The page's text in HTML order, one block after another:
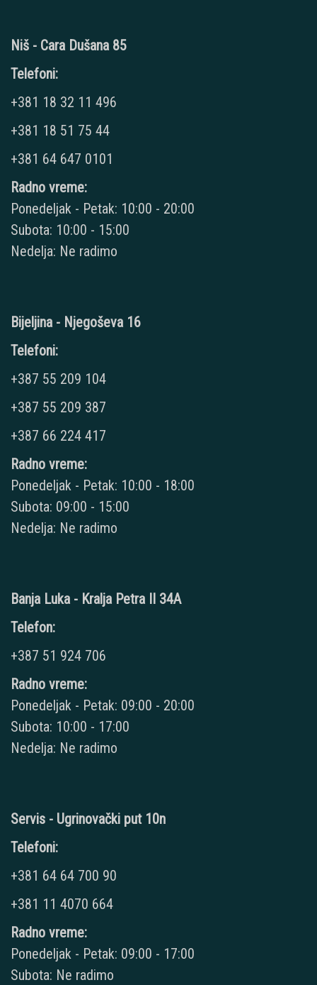
Niš - Cara Dušana 85
Telefoni:
+381 18 32 11 496
+381 18 51 75 44
+381 64 647 0101
Radno vreme:
Ponedeljak - Petak: 10:00 - 20:00
Subota: 10:00 - 15:00
Nedelja: Ne radimo
Bijeljina - Njegoševa 16
Telefoni:
+387 55 209 104
+387 55 209 387
+387 66 224 417
Radno vreme:
Ponedeljak - Petak: 10:00 - 18:00
Subota: 09:00 - 15:00
Nedelja: Ne radimo
Banja Luka - Kralja Petra II 34A
Telefon:
+387 51 924 706
Radno vreme:
Ponedeljak - Petak: 09:00 - 20:00
Subota: 10:00 - 17:00
Nedelja: Ne radimo
Servis - Ugrinovački put 10n
Telefoni:
+381 64 64 700 90
+381 11 4070 664
Radno vreme:
Ponedeljak - Petak: 09:00 - 17:00
Subota: Ne radimo